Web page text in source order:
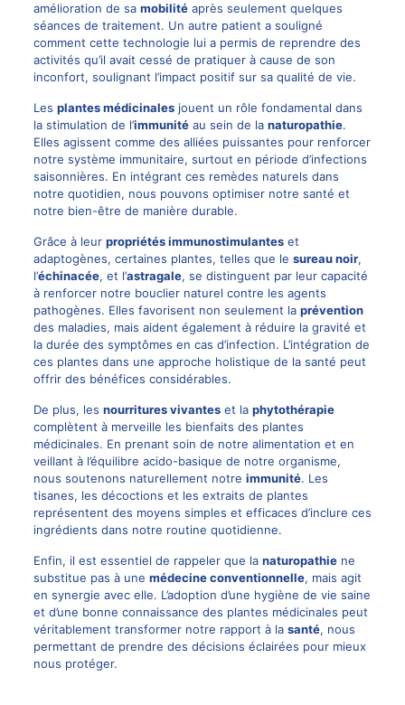
amélioration de sa mobilitéaprès seulement quelques
séances de traitement. Un autre patient a souligné
comment cette technologie lui a permis de reprendre des
activités qu’il avait cessé de pratiquer à cause de son
inconfort, soulignant l’impact positif sur sa qualité de vie.
Les plantes médicinalesjouent un rôle fondamental dans
la stimulation de l’immunitéau sein de la naturopathie.
Elles agissent comme des alliées puissantes pour renforcer
notre système immunitaire, surtout en période d’infections
saisonnières. En intégrant ces remèdes naturels dans
notre quotidien, nous pouvons optimiser notre santé et
notre bien-être de manière durable.
Grâce à leur propriétés immunostimulanteset
adaptogènes, certaines plantes, telles que le sureau noir,
l’échinacée, et l’astragale, se distinguent par leur capacité
à renforcer notre bouclier naturel contre les agents
pathogènes. Elles favorisent non seulement la prévention
des maladies, mais aident également à réduire la gravité et
la durée des symptômes en cas d’infection. L’intégration de
ces plantes dans une approche holistique de la santé peut
offrir des bénéfices considérables.
De plus, les nourritures vivanteset la phytothérapie
complètent à merveille les bienfaits des plantes
médicinales. En prenant soin de notre alimentation et en
veillant à l’équilibre acido-basique de notre organisme,
nous soutenons naturellement notre immunité. Les
tisanes, les décoctions et les extraits de plantes
représentent des moyens simples et efficaces d’inclure ces
ingrédients dans notre routine quotidienne.
Enfin, il est essentiel de rappeler que la naturopathiene
substitue pas à une médecine conventionnelle, mais agit
en synergie avec elle. L’adoption d’une hygiène de vie saine
et d’une bonne connaissance des plantes médicinales peut
véritablement transformer notre rapport à la santé, nous
permettant de prendre des décisions éclairées pour mieux
nous protéger.